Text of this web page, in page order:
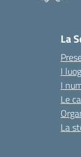
La
I
I
Le
La